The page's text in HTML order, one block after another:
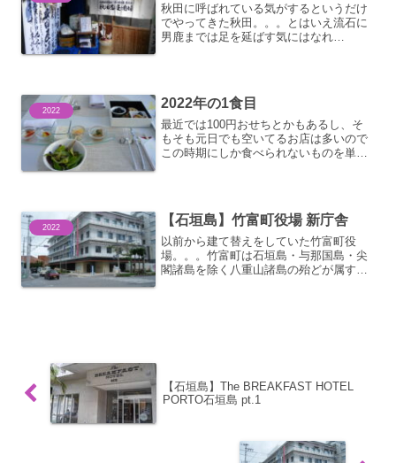
秋田に呼ばれている気がするというだけ
でやってきた秋田。。。とはいえ流石に
男鹿までは足を延ばす気にはなれ
通しにホタテが出てきます。ファース...
2022 2022年の1食目
最近では100円おせちとかもあるし、そ
もそも元日でも空いてるお店は多いので
この時期にしか食べられないものを単品
ていうのが多かったと思...
2022 【石垣島】竹富町役場 新庁舎
以前から建て替えをしていた竹富町役
場。。。竹富町は石垣島・与那国島・尖
閣諸島を除く八重山諸島の殆どが属する
【石垣島】The BREAKFAST HOTEL
PORTO石垣島 pt.1